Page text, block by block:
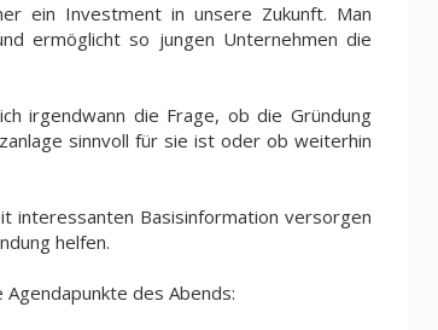
ein Investment in unsere Zukunft. Man
ermöglicht so jungen Unternehmen die
irgendwann die Frage, ob die Gründung
sinnvoll für sie ist oder ob weiterhin
interessanten Basisinformation versorgen
helfen.
Agendapunkte des Abends: